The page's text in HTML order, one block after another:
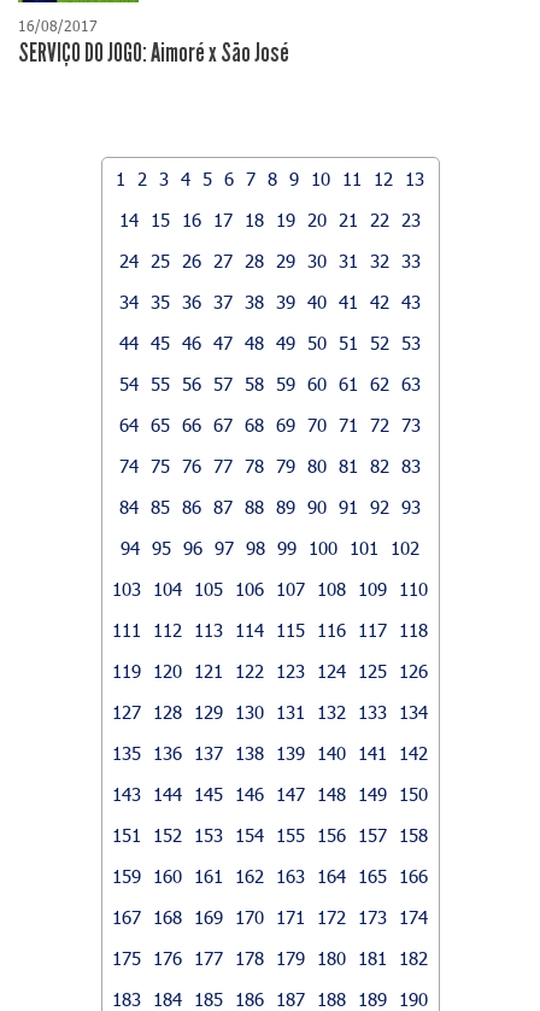
16/08/2017
SERVIÇO DO JOGO: Aimoré x São José
1 2 3 4 5 6 7 8 9 10 11 12
13
14
15 16 17 18 19 20 21 22
23
24
25 26 27 28 29 30 31 32
33
34 35 36 37 38 39 40 41 42
43
44 45 46 47 48 49 50 51 52
53
54 55 56 57 58 59 60 61 62
63
64 65 66 67 68 69 70 71 72
73
74 75 76 77 78 79 80 81 82
83
84 85 86 87 88 89 90 91 92
93
94 95 96 97 98 99 100 101
102
103
104 105 106 107 108 109
110
111
112 113 114 115 116 117
118
119
120 121 122 123 124 125
126
127
128 129 130 131 132 133
134
135
136 137 138 139 140 141
142
143
144 145 146 147 148 149
150
151
152 153 154 155 156 157
158
159
160 161 162 163 164 165
166
167
168 169 170 171 172 173
174
175
176 177 178 179 180 181
182
183
184 185 186 187 188 189
190